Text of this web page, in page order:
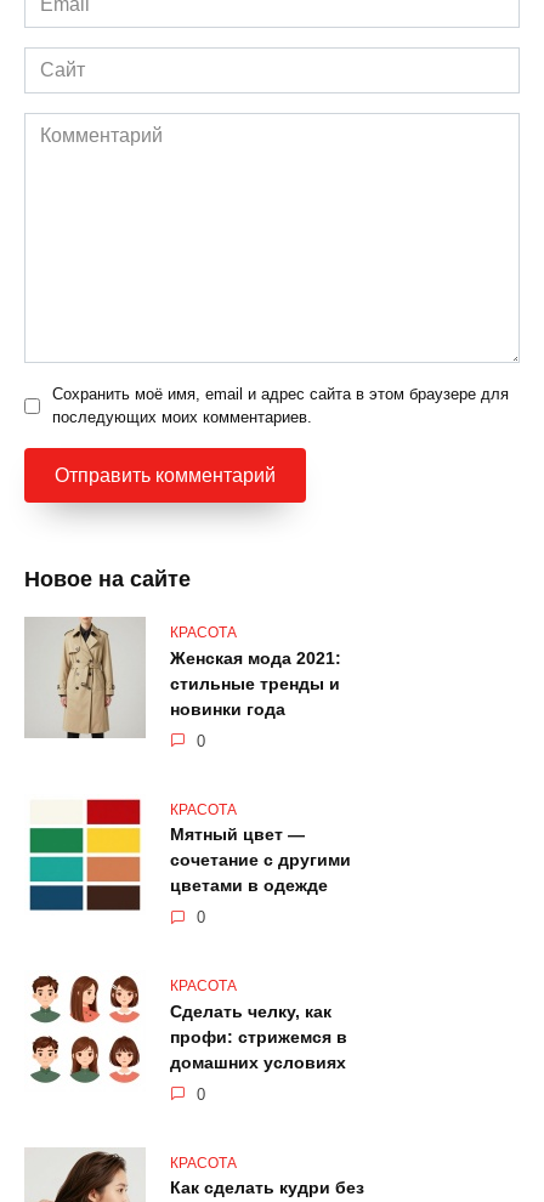
*
Сайт
Комментарий
Сохранить моё имя, email и адрес сайта в этом браузере для
последующих моих комментариев.
Новое на сайте
КРАСОТА
Женская мода 2021:
стильные тренды и
новинки года
0
КРАСОТА
Мятный цвет —
сочетание с другими
цветами в одежде
0
КРАСОТА
Сделать челку, как
профи: стрижемся в
домашних условиях
0
КРАСОТА
Как сделать кудри без